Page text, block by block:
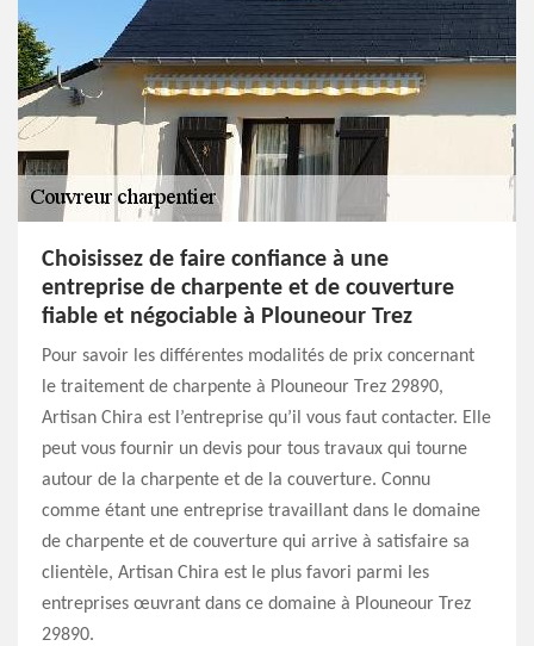
Choisissez de faire confiance à une
entreprise de charpente et de couverture
fiable et négociable à Plouneour Trez
Pour savoir les différentes modalités de prix concernant
le traitement de charpente à Plouneour Trez 29890,
Artisan Chira est l’entreprise qu’il vous faut contacter. Elle
peut vous fournir un devis pour tous travaux qui tourne
autour de la charpente et de la couverture. Connu
comme étant une entreprise travaillant dans le domaine
de charpente et de couverture qui arrive à satisfaire sa
clientèle, Artisan Chira est le plus favori parmi les
entreprises œuvrant dans ce domaine à Plouneour Trez
29890.